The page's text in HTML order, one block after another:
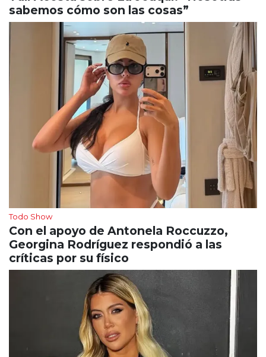
sabemos cómo son las cosas”
Todo Show
Con el apoyo de Antonela Roccuzzo,
Georgina Rodríguez respondió a las
críticas por su físico